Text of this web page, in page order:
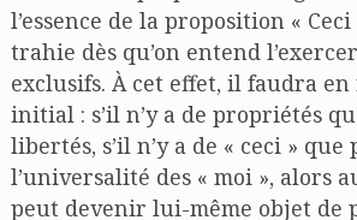
l’essence de la proposition « Ceci
trahie dès qu’on entend
exclusifs. À cet effet, il faudra
initial : s’il n’y a de propriétés
libertés, s’il n’y a de « ceci » que
l’universalité des « moi », alors
peut devenir lui-même objet de